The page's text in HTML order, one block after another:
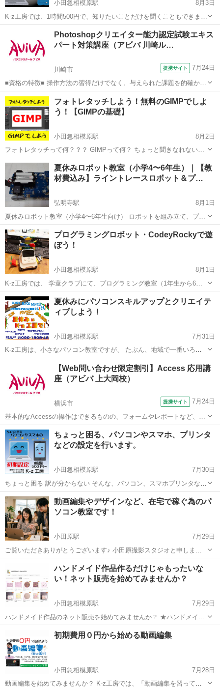
小田急相模原駅
8月3日
K-z工房では、1時間500円で、知りたいことだけを聞くこともできま
す。 「サイトに登録したいんだけど、途中までは行くのに、先に進め
ない」 「エクセルは、だいたい分かるんだけど、vlook関数だけわから
ない」 「ワ...
小田急相模原駅 Windows総合 工房
Photoshopクリエイター能力認定試験エキス
パート対策講座（アビバ 川崎ル…
川崎市 提携サイト 7月24日
■資格の特徴■ 操作方法の習得だけでなく、与えられた課題を的確かつ
スムーズに行う力が試されることが特長です。実践的なスキルを身に
つけることができるため、多くの方が受験されています。 ■講座の特
徴■ Photoshopクリ...
神奈川 川崎市 Photoshop
フォトレタッチしよう！無料のGIMPでしよ
う！【GIMPの基礎】
小田急相模原駅
8月2日
フォトレタッチって何？？？ GIMPって何？ ちょっと聞きなれない言
葉という方も多いと思います。 フォトレタッチとは、写真の編集や補
正のことを言います。 例えば、印刷業にいたとき、旅行の本を担当す
ると、板前さ...
神奈川 相模原市 小田急相模原駅 Webデザイナー GIMP
夏休みロボット教室（小学4〜6年生）｜【教
材費込み】ライントレースロボット＆プ…
弘明寺駅
8月1日
夏休みロボット教室（小学4〜6年生向け） ロボットを組み立て、プロ
グラミングして、実際に走らせる体験講座です。 ▼ライントレースの
短い動画はこちら https://youtu.be/co5L9v-THOc 初...
神奈川 横浜市 弘明寺駅 プログラミング
プログラミングロボット・CodeyRockyで遊
ぼう！
小田急相模原駅
8月1日
K-z工房では、 学童クラブにて、プログラミング教室（1年生から6年
生）の講師を 放課後デーサービスにて、パソコン教室（4歳～）の講
師を行っています。 「パソコンを楽しく使う」「パソコンを楽しく覚
える」を心掛けて教...
神奈川 相模原市 小田急相模原駅 プログラミング 工房
夏休みにパソコンスキルアップとクリエイテ
ィブしよう！
小田急相模原駅
7月31日
K-z工房は、小さなパソコン教室ですが、 たぶん、地域で一番いろん
な事ができるパソコン教室です。 プログラミングの入り口から、本格
的なレベルまで。 3Dプリンタやレーザー加工機も使った工作（電動糸
ノコなどもあります...
相模原市 小田急相模原駅 Windows総合 工房
【Web問い合わせ限定割引】Access 応用講
座（アビバ 上大岡校）
横浜市 提携サイト 7月24日
基本的なAccessの操作はできるものの、フォームやレポートなど、よ
り高度なデータベース作成を学びたい方にオススメの講座です。 ■学
習内容■ メインフォームとサブフォーム・順位のレポート・複数列の
レポート・マクロ・リレー...
神奈川 横浜市 アクセス
ちょっと困る、パソコンやスマホ、プリンタ
などの設定を行います。
小田急相模原駅
7月30日
ちょっと困る 訳が分からない そんな、パソコン、スマホプリンタなど
の設定を説明を交えながら行います。 １時間単位、500円で行います
ので、かかった時間だけの分かりやすい料金設定です。 わからないこ
とがあっても、説...
神奈川 相模原市 小田急相模原駅 Windows総合 料金
動画編集やデザインなど、在宅で稼ぐ為のパ
ソコン教室です！
小田原駅
7月29日
ご覧いただきありがとうございます♪ 小田原撮影スタジオと申しま
す。 当教室では、主に主婦の方を対象に動画編集ソフトの使い方をお
伝えしています！ 【こんな人にオススメ！】 ・専業主婦だけど、子供
の面倒を見な...
小田原駅 その他
ハンドメイド作品作るだけじゃもったいな
い！ネット販売を始めてみませんか？
小田急相模原駅
7月29日
ハンドメイド作品のネット販売を始めてみませんか？ ★ハンドメイド
で作るのは好きなんだけど、作るばかりで作品が溜まってしまう。 ★
友人がハンドメイド作品を貰ってはくれるんだけど、材料費はくれな
い。 という声を、よ...
相模原市 小田急相模原駅 その他 ハンドメイド
初期費用０円から始める動画編集
小田急相模原駅
7月28日
動画編集を始めてみませんか？ K-z工房では、「動画編集を習ってみ